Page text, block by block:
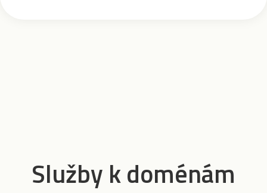
Služby k doménám